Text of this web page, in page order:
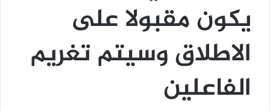
يكون مقبولا على
الاطلاق وسيتم تغريم
الفاعلين